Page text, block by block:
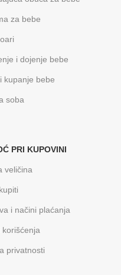
za bebe
i dojenje bebe
kupanje bebe
soba
PRI KUPOVINI
veličina
i načini plaćanja
korišćenja
privatnosti